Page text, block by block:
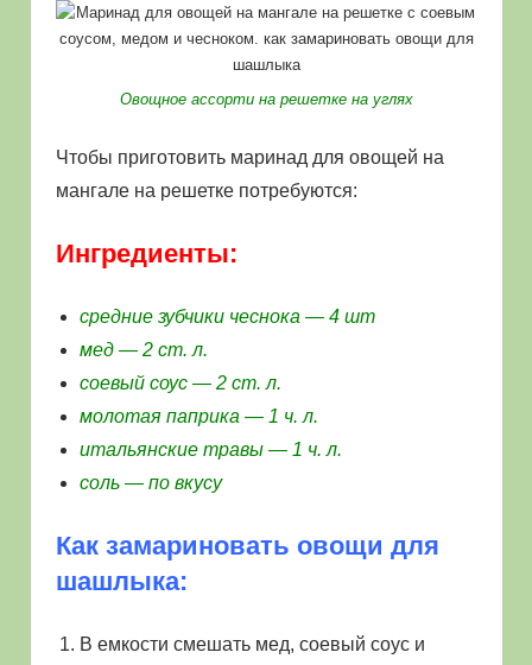
Овощное ассорти на решетке на углях
Чтобы приготовить маринад для овощей на
мангале на решетке потребуются:
Ингредиенты:
средние зубчики чеснока — 4 шт
мед — 2 ст. л.
соевый соус — 2 ст. л.
молотая паприка — 1 ч. л.
итальянские травы — 1 ч. л.
соль — по вкусу
Как замариновать овощи для
шашлыка:
В емкости смешать мед, соевый соус и